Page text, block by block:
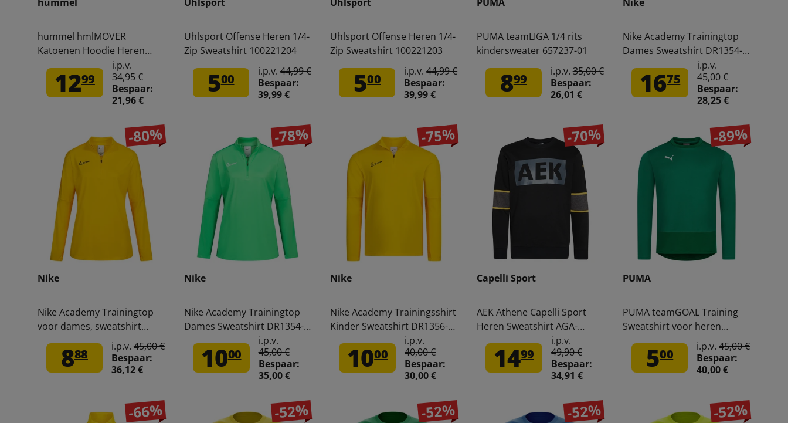
hummel hmlMOVER
Katoenen Hoodie Heren
Capuchon Sweater 205591-
20011299
i.p.v.
34,95 €
Bespaar:
21,96 €
Uhlsport Offense Heren 1/4-
Zip Sweatshirt 100221204
500 i.p.v.44,99 €
Bespaar:
39,99 €
Uhlsport Offense Heren 1/4-
Zip Sweatshirt 100221203
500 i.p.v.44,99 €
Bespaar:
39,99 €
PUMA teamLIGA 1/4 rits
kindersweater 657237-01
899 i.p.v.35,00 €
Bespaar:
26,01 €
Nike Academy Trainingtop
Dames Sweatshirt DR1354-
1675
i.p.v.
45,00 €
Bespaar:
28,25 €
-80%
Nike
Nike Academy Trainingtop
voor dames, sweatshirt
DR1354-719
888 i.p.v. 45,00 €
Bespaar:
36,12 €
-78%
Nike
Nike Academy Trainingtop
Dames Sweatshirt DR1354-
329
1000
i.p.v.
45,00 €
Bespaar:
35,00 €
-75%
Nike
Nike Academy Trainingsshirt
Kinder Sweatshirt DR1356-
719
1000
i.p.v.
40,00 €
Bespaar:
30,00 €
-70%
Capelli Sport
AEK Athene Capelli Sport
Heren Sweatshirt AGA-
3982AEK-3985
1499
i.p.v.
49,90 €
Bespaar:
34,91 €
-89%
PUMA
PUMA teamGOAL Training
Sweatshirt voor heren
656478-05
500 i.p.v.45,00 €
Bespaar:
40,00 €
-66% -52% -52% -52% -52%